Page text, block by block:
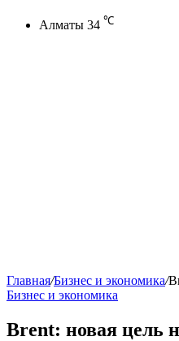
Алматы 34 ℃
Главная/Бизнес и экономика/
Бизнес и экономика
Brent: новая цель